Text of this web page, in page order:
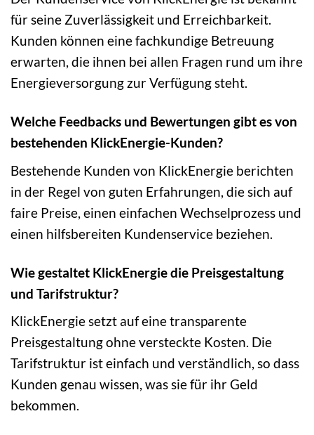
für seine Zuverlässigkeit und Erreichbarkeit.
Kunden können eine fachkundige Betreuung
erwarten, die ihnen bei allen Fragen rund um ihre
Energieversorgung zur Verfügung steht.
Welche Feedbacks und Bewertungen gibt es von
bestehenden KlickEnergie-Kunden?
Bestehende Kunden von KlickEnergie berichten
in der Regel von guten Erfahrungen, die sich auf
faire Preise, einen einfachen Wechselprozess und
einen hilfsbereiten Kundenservice beziehen.
Wie gestaltet KlickEnergie die Preisgestaltung
und Tarifstruktur?
KlickEnergie setzt auf eine transparente
Preisgestaltung ohne versteckte Kosten. Die
Tarifstruktur ist einfach und verständlich, so dass
Kunden genau wissen, was sie für ihr Geld
bekommen.